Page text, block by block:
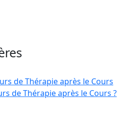
de Thérapie après le Cours
de Thérapie après le Cours ?